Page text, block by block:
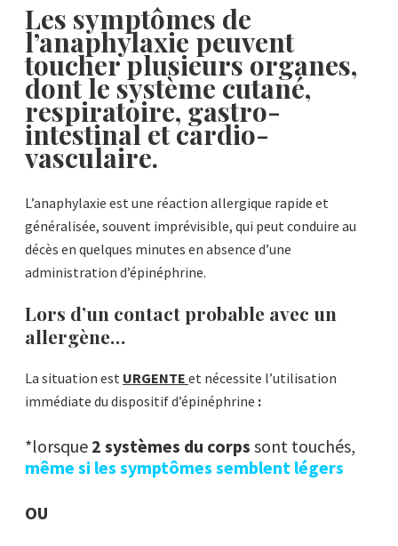
Les symptômes de
l’anaphylaxie peuvent
toucher plusieurs organes,
dont le système cutané,
respiratoire, gastro-
intestinal et cardio-
vasculaire.
L’anaphylaxie est une réaction allergique rapide et
généralisée, souvent imprévisible, qui peut conduire au
décès en quelques minutes en absence d’une
administration d’épinéphrine.
Lors d’un contact probable avec un
allergène…
La situation est URGENTE et nécessite l’utilisation
immédiate du dispositif d’épinéphrine :
*lorsque 2 systèmes du corps sont touchés,
même si les symptômes semblent légers
OU